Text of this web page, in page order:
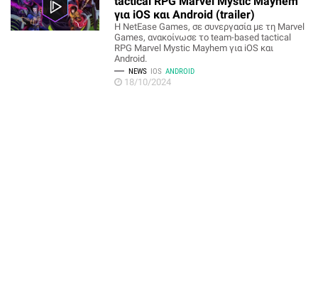
για iOS και Android (trailer)
Η NetEase Games, σε συνεργασία με τη Marvel
Games, ανακοίνωσε το team-based tactical
RPG Marvel Mystic Mayhem για iOS και
Android.
NEWS IOS ANDROID
18/10/2024